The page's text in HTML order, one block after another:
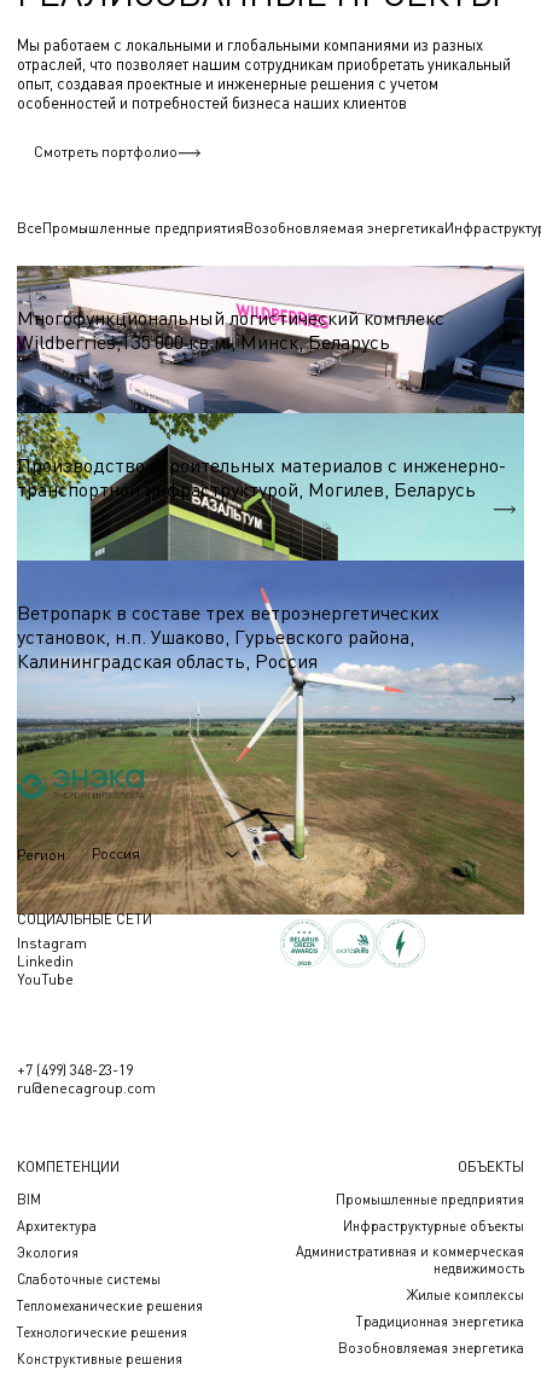
Мы работаем с локальными и глобальными компаниями из разных
отраслей, что позволяет нашим сотрудникам приобретать уникальный
опыт, создавая проектные и инженерные решения с учетом
особенностей и потребностей бизнеса наших клиентов
Смотреть портфолио
ВсеПромышленные предприятияВозобновляемая энергетика
Логистические центры и склады
Многофункциональный логистический комплекс
Wildberries,135 000 кв.м., Минск, Беларусь
S = 135 000 кв.м.
Строительные материалы
Производство строительных материалов с инженерно-
транспортной инфраструктурой, Могилев, Беларусь
S = 7 000 м.кв.
Ветропарк в составе трех ветроэнергетических
установок, н.п. Ушаково, Гурьевского района,
Калининградская область, Россия
Регион Россия
СОЦИАЛЬНЫЕ СЕТИ
Instagram
Linkedin
YouTube
+7 (499) 348-23-19
ru@enecagroup.com
КОМПЕТЕНЦИИ
BIM
Архитектура
Экология
Слаботочные системы
Тепломеханические решения
Технологические решения
Конструктивные решения
ОБЪЕКТЫ
Промышленные предприятия
Инфраструктурные объекты
Административная и коммерческая
недвижимость
Жилые комплексы
Традиционная энергетика
Возобновляемая энергетика